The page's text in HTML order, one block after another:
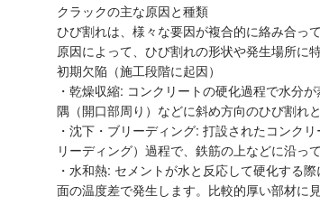
クラックの主な原因と種類
ひび割れは、様々な要因が複合的に絡み合って
原因によって、ひび割れの形状や発生場所に
初期欠陥（施工段階に起因）
・乾燥収縮: コンクリートの硬化過程で水分
隅（開口部周り）などに斜め方向のひび割れ
・沈下・ブリーディング: 打設されたコンク
リーディング）過程で、鉄筋の上などに沿って
・水和熱: セメントが水と反応して硬化する
面の温度差で発生します。比較的厚い部材に見